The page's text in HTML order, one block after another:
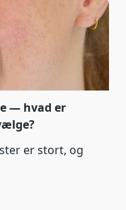
— hvad er
er stort, og